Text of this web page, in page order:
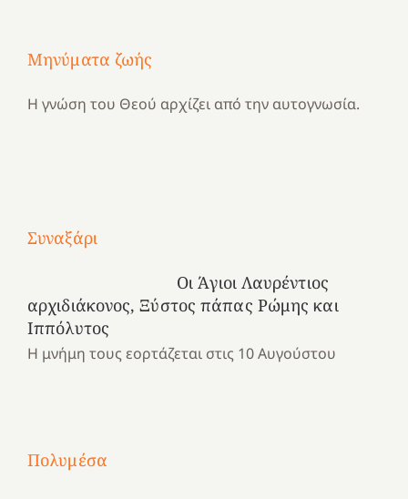
Μηνύματα ζωής
Η γνώση του Θεού αρχίζει από την αυτογνωσία.
Συναξάρι
Οι Άγιοι Λαυρέντιος
αρχιδιάκονος, Ξύστος πάπας Ρώμης και
Ιππόλυτος
Η μνήμη τους εορτάζεται στις 10 Αυγούστου
Πολυμέσα
αναμνήσεων…
ένα
καλοκαίρι
Αγωνίστριες
Αθηνών
τραγούδι
στο
Νοσοκομείο
“Ερυθρός
Αγωνίστριες
Αθηνών
από
το
Ελληνικό
Αγωνίστριες
Αθηνών
χρόνια
καρτερούμεν»